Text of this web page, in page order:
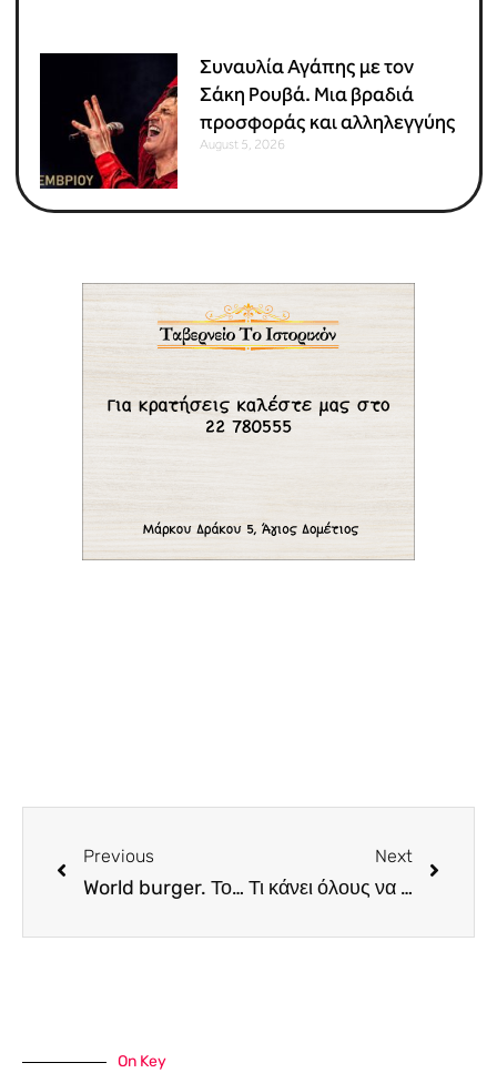
Συναυλία Αγάπης με τον
Σάκη Ρουβά. Μια βραδιά
προσφοράς και αλληλεγγύης
August 5, 2026
Previous
World burger. Το νέο μπεργκεράδικο της πρωτεύουσας που υπόσχεται πολλά
Next
Τι κάνει όλους να κοντοστέκονται τις τελευταίες μέρες, μπροστά στο bar του Tocayo?
On Key